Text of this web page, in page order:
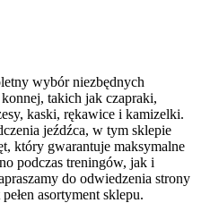
wybór niezbędnych
takich jak czapraki,
kaski, rękawice i kamizelki.
jeźdźca, w tym sklepie
który gwarantuje maksymalne
podczas treningów, jak i
do odwiedzenia strony
asortyment sklepu.